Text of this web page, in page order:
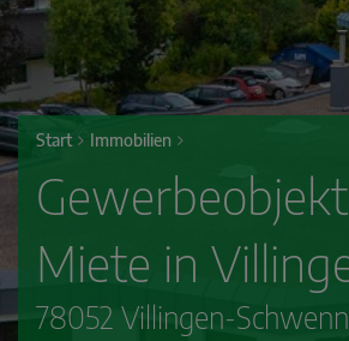
Start Immobilien
Miete in
78052 Villingen-